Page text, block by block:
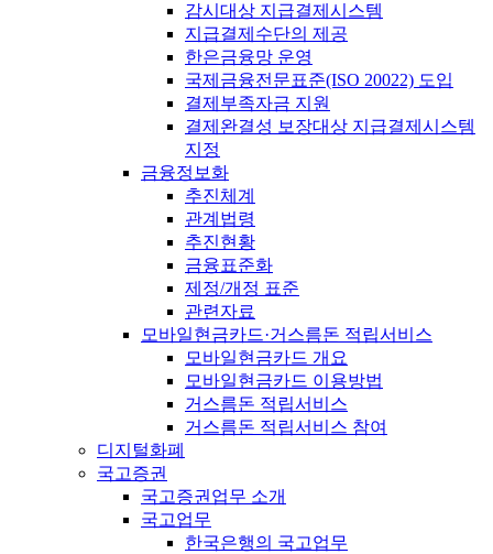
감시대상 지급결제시스템
지급결제수단의 제공
한은금융망 운영
국제금융전문표준(ISO 20022) 도입
결제부족자금 지원
결제완결성 보장대상 지급결제시스템
지정
금융정보화
추진체계
관계법령
추진현황
금융표준화
제정/개정 표준
관련자료
모바일현금카드·거스름돈 적립서비스
모바일현금카드 개요
모바일현금카드 이용방법
거스름돈 적립서비스
거스름돈 적립서비스 참여
디지털화폐
국고증권
국고증권업무 소개
국고업무
한국은행의 국고업무